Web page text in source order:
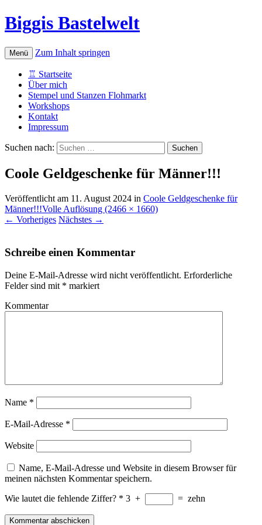
Biggis Bastelwelt
Menü Zum Inhalt springen
♖ Startseite
Über mich
Stempel und Stanzen Flohmarkt
Workshops
Kontakt
Impressum
Suchen nach:
Coole Geldgeschenke für Männer!!!
Veröffentlicht am 11. August 2024 in Coole Geldgeschenke für
Männer!!!Volle Auflösung (2466 × 1660)
← Vorheriges Nächstes →
Schreibe einen Kommentar
Deine E-Mail-Adresse wird nicht veröffentlicht. Erforderliche
Felder sind mit * markiert
Kommentar
Name *
E-Mail-Adresse *
Website
Name, E-Mail-Adresse und Website in diesem Browser für
meinen nächsten Kommentar speichern.
Wie lautet die fehlende Ziffer? * 3 + = zehn